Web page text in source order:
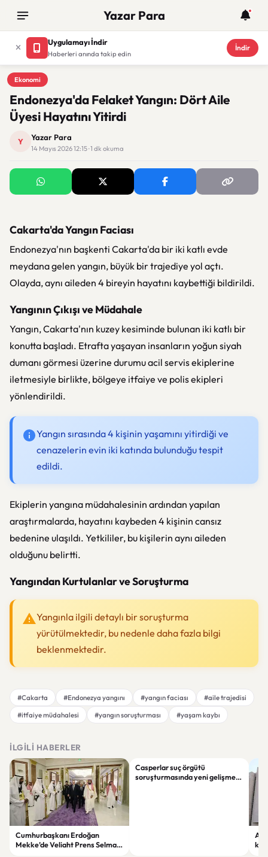
Yazar Para
Uygulamayı İndir
Haberleri anında takip edin
İndir
Ekonomi
Ekonomi
Endonezya'da Felaket Yangın: Dört Aile
Üyesi Hayatını Yitirdi
Y Yazar Para
14 Mayıs 2026 12:15 · 1 dk okuma
Cakarta'da Yangın Faciası
Endonezya'nın başkenti Cakarta'da bir iki katlı evde
meydana gelen yangın, büyük bir trajediye yol açtı.
Olayda, aynı aileden 4 bireyin hayatını kaybettiği bildirildi.
Yangının Çıkışı ve Müdahale
Yangın, Cakarta'nın kuzey kesiminde bulunan iki katlı bir
konutta başladı. Etrafta yaşayan insanların yoğun siyah
dumanı görmesi üzerine durumu acil servis ekiplerine
iletmesiyle birlikte, bölgeye itfaiye ve polis ekipleri
yönlendirildi.
Yangın sırasında 4 kişinin yaşamını yitirdiği ve
cenazelerin evin iki katında bulunduğu tespit
edildi.
Ekiplerin yangına müdahalesinin ardından yapılan
araştırmalarda, hayatını kaybeden 4 kişinin cansız
bedenine ulaşıldı. Yetkililer, bu kişilerin aynı aileden
olduğunu belirtti.
Yangından Kurtulanlar ve Soruşturma
Yangınla ilgili detaylı bir soruşturma
yürütülmektedir, bu nedenle daha fazla bilgi
beklenmektedir.
#Cakarta #Endonezya yangını #yangın faciası
#aile trajedisi
#itfaiye müdahalesi
#yangın soruşturması #yaşam kaybı
İLGILI HABERLER
Cumhurbaşkanı Erdoğan
Mekke’de Veliaht Prens Selman
Casperlar suç örgütü
soruşturmasında yeni gelişme: